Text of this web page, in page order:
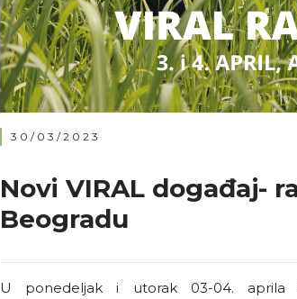
30/03/2023
Novi VIRAL događaj-
Beogradu
U ponedeljak i utorak 03-04. aprila